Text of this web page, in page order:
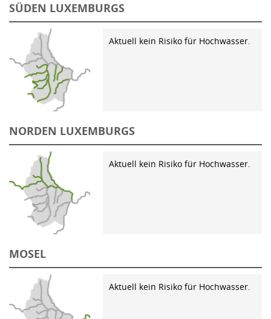
SÜDEN LUXEMBURGS
Aktuell kein Risiko für Hochwasser.
NORDEN LUXEMBURGS
Aktuell kein Risiko für Hochwasser.
MOSEL
Aktuell kein Risiko für Hochwasser.